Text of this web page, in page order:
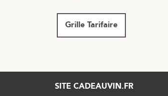
Grille Tarifaire
SITE CADEAUVIN.FR